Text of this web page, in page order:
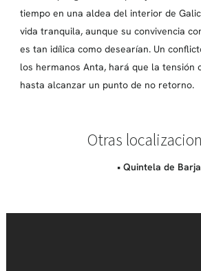
tiempo en una aldea del interior de
vida tranquila, aunque su convivencia
es tan idílica como desearían. Un
los hermanos Anta, hará que la tensión
hasta alcanzar un punto de no retorno.
Otras
• Quintela de